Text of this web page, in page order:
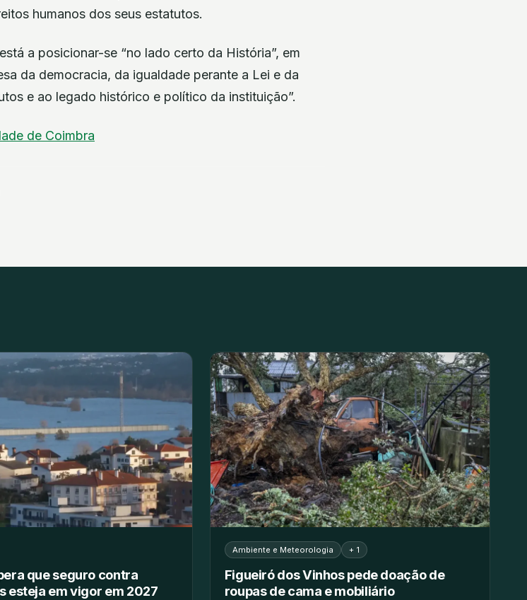
humanos dos seus estatutos.
a posicionar-se “no lado certo da História”, em
da democracia, da igualdade perante a Lei e da
e ao legado histórico e político da instituição”.
de Coimbra
que seguro contra
esteja em vigor em 2027
Ambiente e Meteorologia + 1
Figueiró dos Vinhos pede doação de
roupas de cama e mobiliário